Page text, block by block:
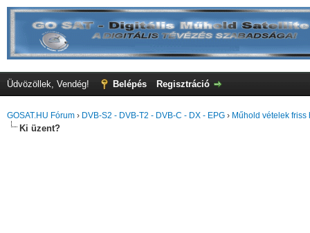
Üdvözöllek, Vendég! Belépés Regisztráció
GOSAT.HU Fórum › DVB-S2 - DVB-T2 - DVB-C - DX - EPG › Műhold vételek friss
Ki üzent?